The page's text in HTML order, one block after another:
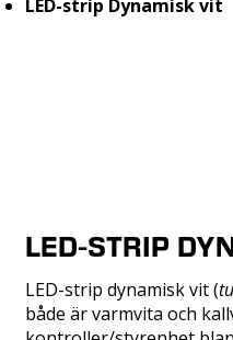
LED-strip Dynamisk vit
LED-STRIP
LED-strip dynamisk vit (
både är varmvita och